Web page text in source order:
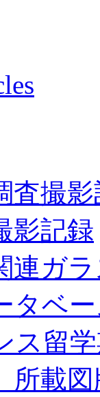
査撮
影記録
連ガ
タベ
ス留
所載